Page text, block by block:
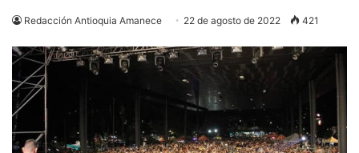
Redacción Antioquia Amanece 22 de agosto de 2022 421